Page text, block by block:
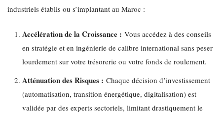
industriels établis ou s’implantant au Maroc :
Accélération de la Croissance : Vous accédez à des conseils
en stratégie et en ingénierie de calibre international sans peser
lourdement sur votre trésorerie ou votre fonds de roulement.
Atténuation des Risques : Chaque décision d’investissement
(automatisation, transition énergétique, digitalisation) est
validée par des experts sectoriels, limitant drastiquement le